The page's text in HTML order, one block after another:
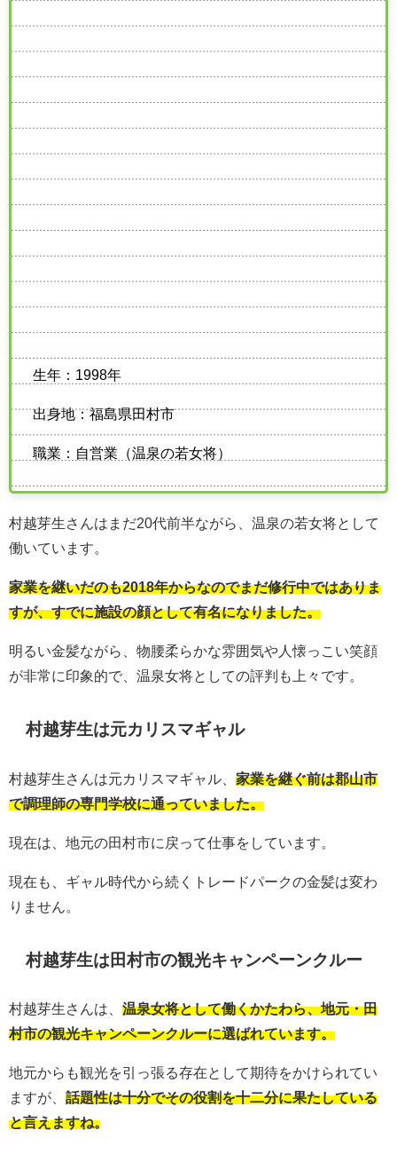
生年：1998年
出身地：福島県田村市
職業：自営業（温泉の若女将）
村越芽生さんはまだ20代前半ながら、温泉の若女将として
働いています。
家業を継いだのも2018年からなのでまだ修行中ではありま
すが、すでに施設の顔として有名になりました。
明るい金髪ながら、物腰柔らかな雰囲気や人懐っこい笑顔
が非常に印象的で、温泉女将としての評判も上々です。
村越芽生は元カリスマギャル
村越芽生さんは元カリスマギャル、 家業を継ぐ前は郡山市
で調理師の専門学校に通っていました。
現在は、地元の田村市に戻って仕事をしています。
現在も、ギャル時代から続くトレードパークの金髪は変わ
りません。
村越芽生は田村市の観光キャンペーンクルー
村越芽生さんは、 温泉女将として働くかたわら、地元・田
村市の観光キャンペーンクルーに選ばれています。
地元からも観光を引っ張る存在として期待をかけられてい
ますが、 話題性は十分でその役割を十二分に果たしている
と言えますね。